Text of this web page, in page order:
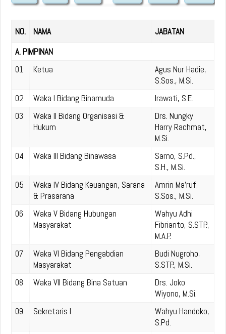
NO. NAMA
JABATAN
A. PIMPINAN
01
Ketua
Agus Nur Hadie,
S.Sos., M.Si.
02
Waka I Bidang Binamuda
Irawati, S.E.
03
Waka II Bidang Organisasi &
Hukum
Drs. Nungky
Harry Rachmat,
M.Si.
04
Waka III Bidang Binawasa
Sarno, S.Pd.,
S.H., M.Si.
05
Waka IV Bidang Keuangan, Sarana
& Prasarana
Amrin Ma’ruf,
S.Sos., M.Si.
06
Waka V Bidang Hubungan
Masyarakat
Wahyu Adhi
Fibrianto, S.STP.,
M.A.P.
07
Waka VI Bidang Pengabdian
Masyarakat
Budi Nugroho,
S.STP., M.Si.
08
Waka VII Bidang Bina Satuan
Drs. Joko
Wiyono, M.Si.
09
Sekretaris I
Wahyu Handoko,
S.Pd.